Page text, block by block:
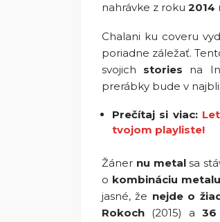
nahrávke z roku 2014
Chalani ku coveru
poriadne záležať.
svojich stories na
prerábky bude v
Prečítaj si viac:
tvojom playliste!
Žáner nu metalsa
o kombináciu
jasné, že nejde o
Rokoch (2015) a 36